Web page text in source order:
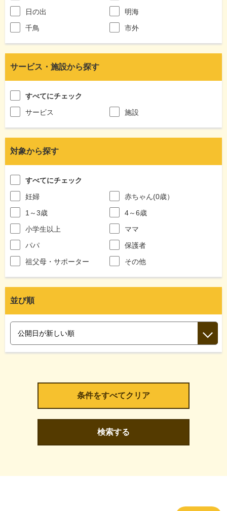
日の出
明海
千鳥
市外
サービス・施設から探す
すべてにチェック
サービス
施設
対象から探す
すべてにチェック
妊婦
赤ちゃん(0歳）
1～3歳
4～6歳
小学生以上
ママ
パパ
保護者
祖父母・サポーター
その他
並び順
検索する